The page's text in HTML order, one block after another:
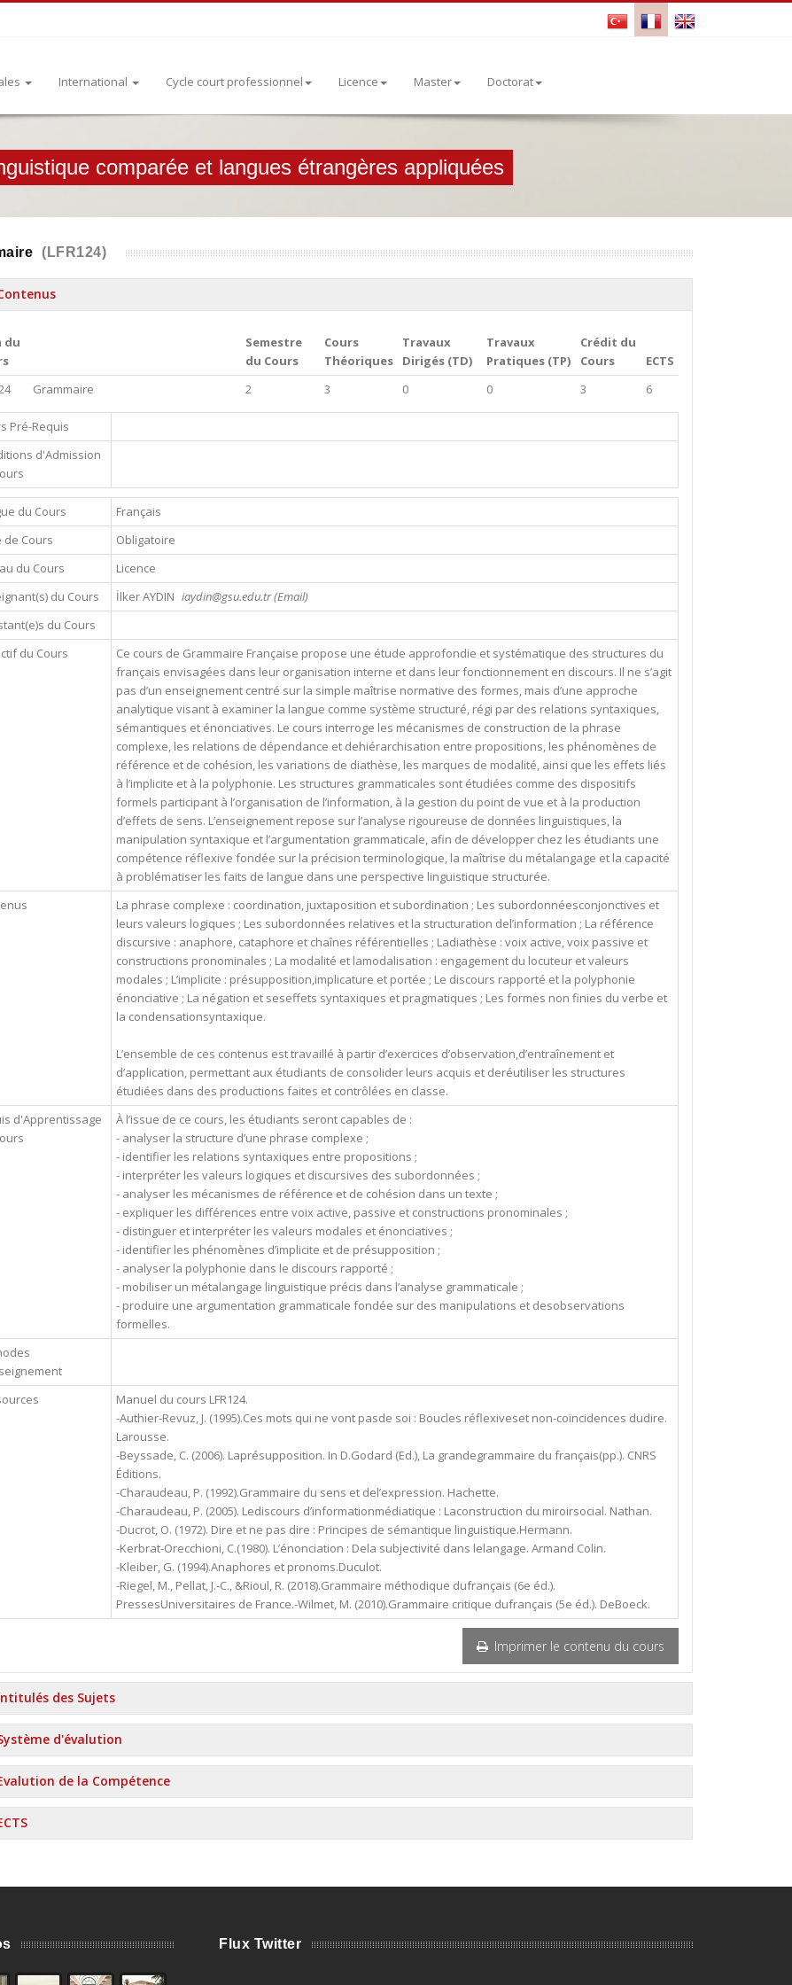
International Cycle court professionnel Licence Master Doctorat
comparée et langues étrangères appliquées
(LFR124)
du
Semestre
du Cours
Cours
Théoriques
Travaux
Dirigés (TD)
Travaux
Pratiques (TP)
Crédit du
Cours
ECTS
Grammaire 2 3 0 0 3 6
Pré-Requis
d'Admission
du Cours
Français
de Cours
Obligatoire
du Cours
Licence
du Cours
İlker AYDIN iaydin@gsu.edu.tr (Email)
du Cours
du Cours
Ce cours de Grammaire Française propose une étude approfondie et systématique des structures du
français envisagées dans leur organisation interne et dans leur fonctionnement en discours. Il ne s’agit
pas d’un enseignement centré sur la simple maîtrise normative des formes, mais d’une approche
analytique visant à examiner la langue comme système structuré, régi par des relations syntaxiques,
sémantiques et énonciatives. Le cours interroge les mécanismes de construction de la phrase
complexe, les relations de dépendance et dehiérarchisation entre propositions, les phénomènes de
référence et de cohésion, les variations de diathèse, les marques de modalité, ainsi que les effets liés
à l’implicite et à la polyphonie. Les structures grammaticales sont étudiées comme des dispositifs
formels participant à l’organisation de l’information, à la gestion du point de vue et à la production
d’effets de sens. L’enseignement repose sur l’analyse rigoureuse de données linguistiques, la
manipulation syntaxique et l’argumentation grammaticale, afin de développer chez les étudiants une
compétence réflexive fondée sur la précision terminologique, la maîtrise du métalangage et la capacité
à problématiser les faits de langue dans une perspective linguistique structurée.
La phrase complexe : coordination, juxtaposition et subordination ; Les subordonnéesconjonctives et
leurs valeurs logiques ; Les subordonnées relatives et la structuration del’information ; La référence
discursive : anaphore, cataphore et chaînes référentielles ; Ladiathèse : voix active, voix passive et
constructions pronominales ; La modalité et lamodalisation : engagement du locuteur et valeurs
modales ; L’implicite : présupposition,implicature et portée ; Le discours rapporté et la polyphonie
énonciative ; La négation et seseffets syntaxiques et pragmatiques ; Les formes non finies du verbe et
la condensationsyntaxique.
L’ensemble de ces contenus est travaillé à partir d’exercices d’observation,d’entraînement et
d’application, permettant aux étudiants de consolider leurs acquis et deréutiliser les structures
étudiées dans des productions faites et contrôlées en classe.
d'Apprentissage
À l’issue de ce cours, les étudiants seront capables de :
- analyser la structure d’une phrase complexe ;
- identifier les relations syntaxiques entre propositions ;
- interpréter les valeurs logiques et discursives des subordonnées ;
- analyser les mécanismes de référence et de cohésion dans un texte ;
- expliquer les différences entre voix active, passive et constructions pronominales ;
- distinguer et interpréter les valeurs modales et énonciatives ;
- identifier les phénomènes d’implicite et de présupposition ;
- analyser la polyphonie dans le discours rapporté ;
- mobiliser un métalangage linguistique précis dans l’analyse grammaticale ;
- produire une argumentation grammaticale fondée sur des manipulations et desobservations
formelles.
Manuel du cours LFR124.
-Authier-Revuz, J. (1995).Ces mots qui ne vont pasde soi : Boucles réflexiveset non-coïncidences dudire.
Larousse.
-Beyssade, C. (2006). Laprésupposition. In D.Godard (Ed.), La grandegrammaire du français(pp.). CNRS
Éditions.
-Charaudeau, P. (1992).Grammaire du sens et del’expression. Hachette.
-Charaudeau, P. (2005). Lediscours d’informationmédiatique : Laconstruction du miroirsocial. Nathan.
-Ducrot, O. (1972). Dire et ne pas dire : Principes de sémantique linguistique.Hermann.
-Kerbrat-Orecchioni, C.(1980). L’énonciation : Dela subjectivité dans lelangage. Armand Colin.
-Kleiber, G. (1994).Anaphores et pronoms.Duculot.
-Riegel, M., Pellat, J.-C., &Rioul, R. (2018).Grammaire méthodique dufrançais (6e éd.).
PressesUniversitaires de France.-Wilmet, M. (2010).Grammaire critique dufrançais (5e éd.). DeBoeck.
Imprimer le contenu du cours
des Sujets
d'évalution
de la Compétence
Flux Twitter